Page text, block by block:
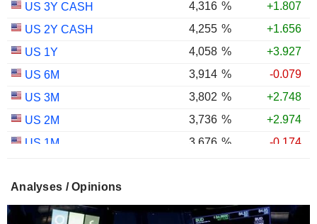
US 3Y CASH 4,316 %
+1.807
US 2Y CASH
4,255 %
+1.656
US 1Y
4,058 %
+3.927
US 6M
3,914 %
-0.079
US 3M
3,802 %
+2.748
US 2M
3,736 %
+2.974
US 1M
3,676 %
-0.174
US 10Y INFLATION INDEXED
US 5Y INFLATION INDEXED
1,725 % +2.034
Analyses / Opinions